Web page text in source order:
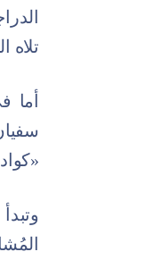
تلاه
أما